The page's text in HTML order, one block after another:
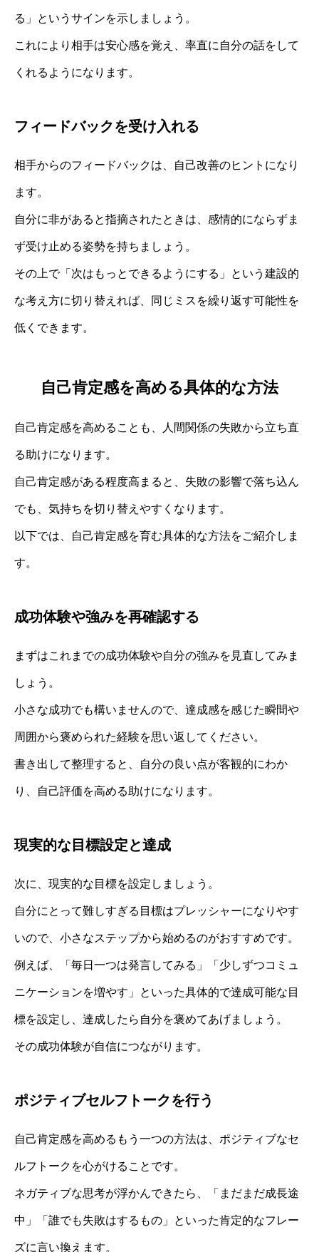
る」というサインを示しましょう。
これにより相手は安心感を覚え、率直に自分の話をして
くれるようになります。
フィードバックを受け入れる
相手からのフィードバックは、自己改善のヒントになり
ます。
自分に非があると指摘されたときは、感情的にならずま
ず受け止める姿勢を持ちましょう。
その上で「次はもっとできるようにする」という建設的
な考え方に切り替えれば、同じミスを繰り返す可能性を
低くできます。
自己肯定感を高める具体的な方法
自己肯定感を高めることも、人間関係の失敗から立ち直
る助けになります。
自己肯定感がある程度高まると、失敗の影響で落ち込ん
でも、気持ちを切り替えやすくなります。
以下では、自己肯定感を育む具体的な方法をご紹介しま
す。
成功体験や強みを再確認する
まずはこれまでの成功体験や自分の強みを見直してみま
しょう。
小さな成功でも構いませんので、達成感を感じた瞬間や
周囲から褒められた経験を思い返してください。
書き出して整理すると、自分の良い点が客観的にわか
り、自己評価を高める助けになります。
現実的な目標設定と達成
次に、現実的な目標を設定しましょう。
自分にとって難しすぎる目標はプレッシャーになりやす
いので、小さなステップから始めるのがおすすめです。
例えば、「毎日一つは発言してみる」「少しずつコミュ
ニケーションを増やす」といった具体的で達成可能な目
標を設定し、達成したら自分を褒めてあげましょう。
その成功体験が自信につながります。
ポジティブセルフトークを行う
自己肯定感を高めるもう一つの方法は、ポジティブなセ
ルフトークを心がけることです。
ネガティブな思考が浮かんできたら、「まだまだ成長途
中」「誰でも失敗はするもの」といった肯定的なフレー
ズに言い換えます。